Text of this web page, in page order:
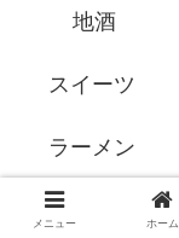
地酒
スイーツ
ラーメン
レシピ
メニュー ホーム